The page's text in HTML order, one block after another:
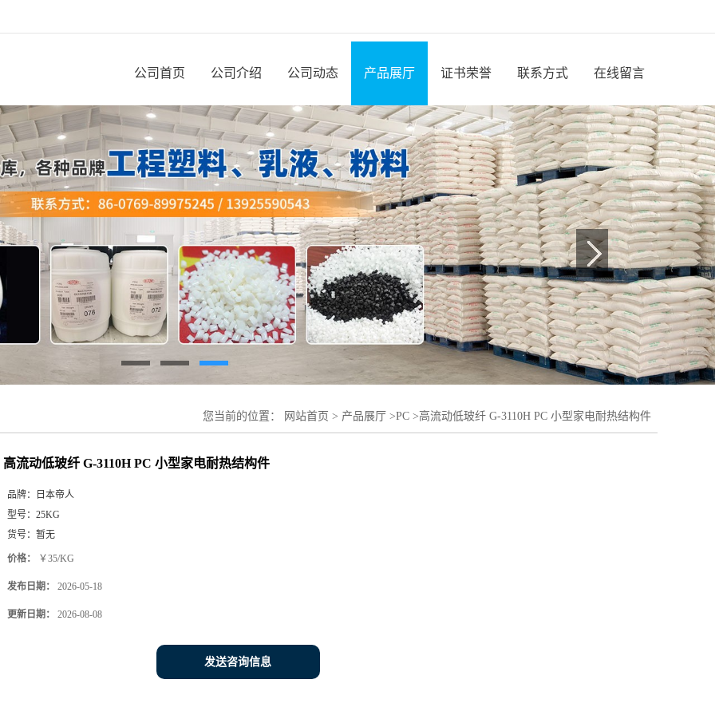
公司首页 公司介绍 公司动态 产品展厅 证书荣誉 联系方式 在线留言
您当前的位置： 网站首页 > 产品展厅 >PC >高流动低玻纤 G-3110H PC 小型家电耐热结构件
高流动低玻纤 G-3110H PC 小型家电耐热结构件
品牌：
日本帝人
型号： 25KG
货号： 暂无
价格： ￥35/KG
发布日期： 2026-05-18
更新日期： 2026-08-08
发送咨询信息